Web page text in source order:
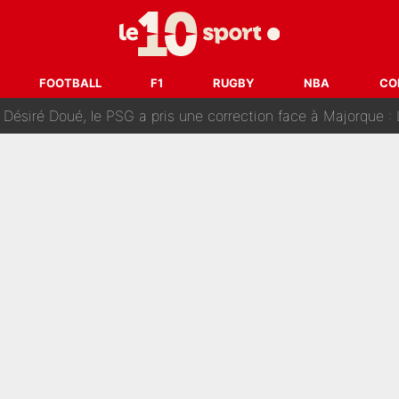
FOOTBALL F1 RUGBY NBA
à Zinedine Zidane en équipe de France : «Je n'aurais
dans tous les sens sur le mercato de l'OM : Frank McCourt va
Doué, le PSG a pris une correction face à Majorque : Luis